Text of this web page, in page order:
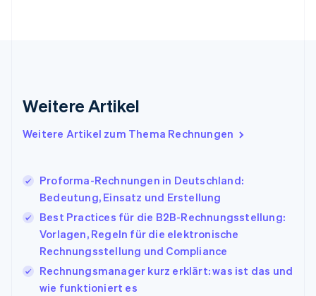
Weitere Artikel
Weitere Artikel zum Thema Rechnungen
Proforma-Rechnungen in Deutschland:
Bedeutung, Einsatz und Erstellung
Best Practices für die B2B-Rechnungsstellung:
Vorlagen, Regeln für die elektronische
Rechnungsstellung und Compliance
Rechnungsmanager kurz erklärt: was ist das und
wie funktioniert es
English
Italien
Italiano English
English Français
Kroatien
EnglishItaliano
Lettland
English
Liechtenstein
DeutschEnglish
Litauen